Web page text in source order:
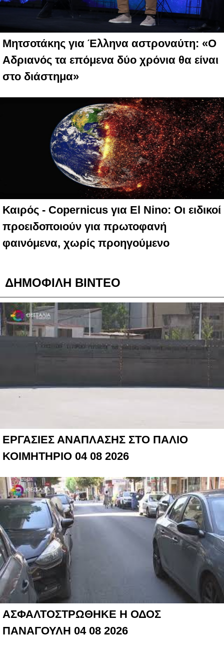
Μητσοτάκης για Έλληνα αστροναύτη: «Ο
Αδριανός τα επόμενα δύο χρόνια θα είναι
στο διάστημα»
Καιρός - Copernicus για El Nino: Οι ειδικοί
προειδοποιούν για πρωτοφανή
φαινόμενα, χωρίς προηγούμενο
ΔΗΜΟΦΙΛΗ ΒΙΝΤΕΟ
ΕΡΓΑΣΙΕΣ ΑΝΑΠΛΑΣΗΣ ΣΤΟ ΠΑΛΙΟ
ΚΟΙΜΗΤΗΡΙΟ 04 08 2026
ΑΣΦΑΛΤΟΣΤΡΩΘΗΚΕ Η ΟΔΟΣ
ΠΑΝΑΓΟΥΛΗ 04 08 2026